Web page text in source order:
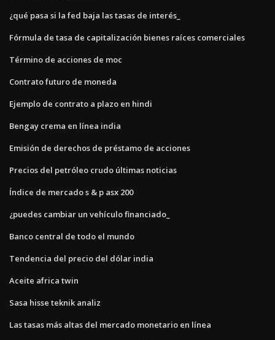
¿qué pasa si la fed baja las tasas de interés_
Fórmula de tasa de capitalización bienes raíces comerciales
Término de acciones de moc
Contrato futuro de moneda
Ejemplo de contrato a plazo en hindi
Bengay crema en línea india
Emisión de derechos de préstamo de acciones
Precios del petróleo crudo últimas noticias
Índice de mercado s & p asx 200
¿puedes cambiar un vehículo financiado_
Banco central de todo el mundo
Tendencia del precio del dólar india
Aceite africa twin
Sasa hisse teknik analiz
Las tasas más altas del mercado monetario en línea